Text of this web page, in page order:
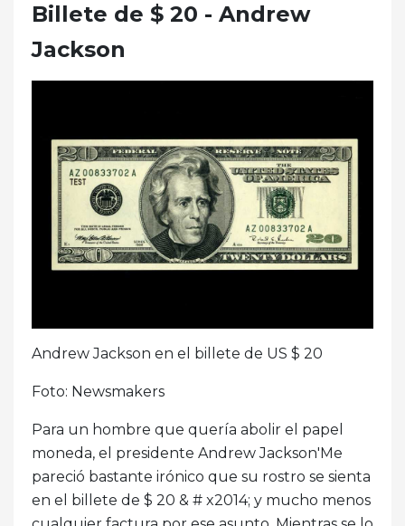
Billete de $ 20 - Andrew
Jackson
Andrew Jackson en el billete de US $ 20
Foto: Newsmakers
Para un hombre que quería abolir el papel
moneda, el presidente Andrew Jackson'Me
pareció bastante irónico que su rostro se sienta
en el billete de $ 20 & # x2014; y mucho menos